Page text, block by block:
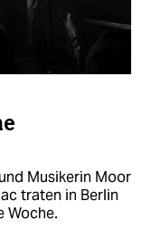
Musikerin Moor
traten in Berlin
Woche.